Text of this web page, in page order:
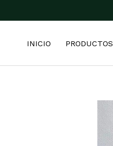
INICIO PRODUCTOS